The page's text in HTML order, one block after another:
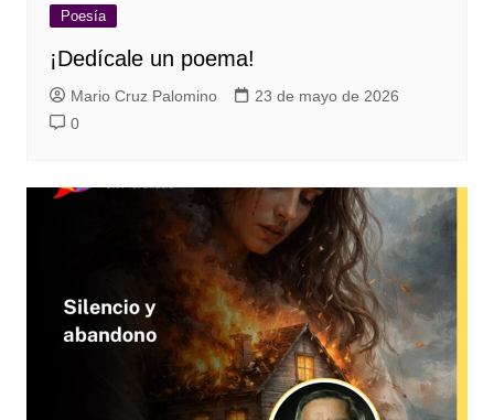
Poesía
¡Dedícale un poema!
Mario Cruz Palomino
23 de mayo de 2026
0